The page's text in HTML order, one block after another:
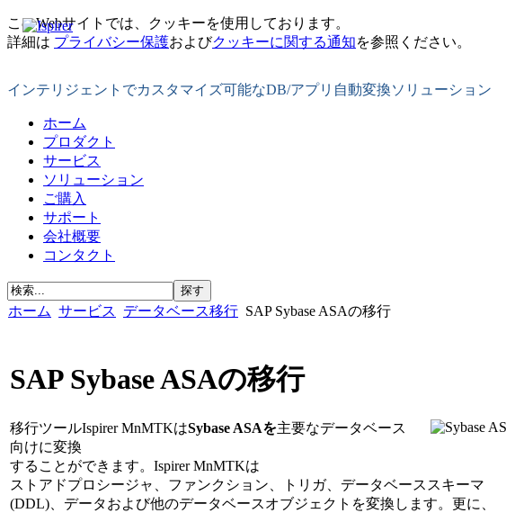
このWebサイトでは、クッキーを使用しております。
詳細は プライバシー保護およびクッキーに関する通知を参照ください。
インテリジェントでカスタマイズ可能なDB/アプリ自動変換ソリューション
ホーム
プロダクト
サービス
ソリューション
ご購入
サポート
会社概要
コンタクト
ホーム サービス データベース移行 SAP Sybase ASAの移行
SAP Sybase ASAの移行
移行ツールIspirer MnMTKはSybase ASAを主要なデータベース
向けに変換
することができます。Ispirer MnMTKは
ストアドプロシージャ、ファンクション、トリガ、データベーススキーマ
(DDL)、データおよび他のデータベースオブジェクトを変換します。更に、